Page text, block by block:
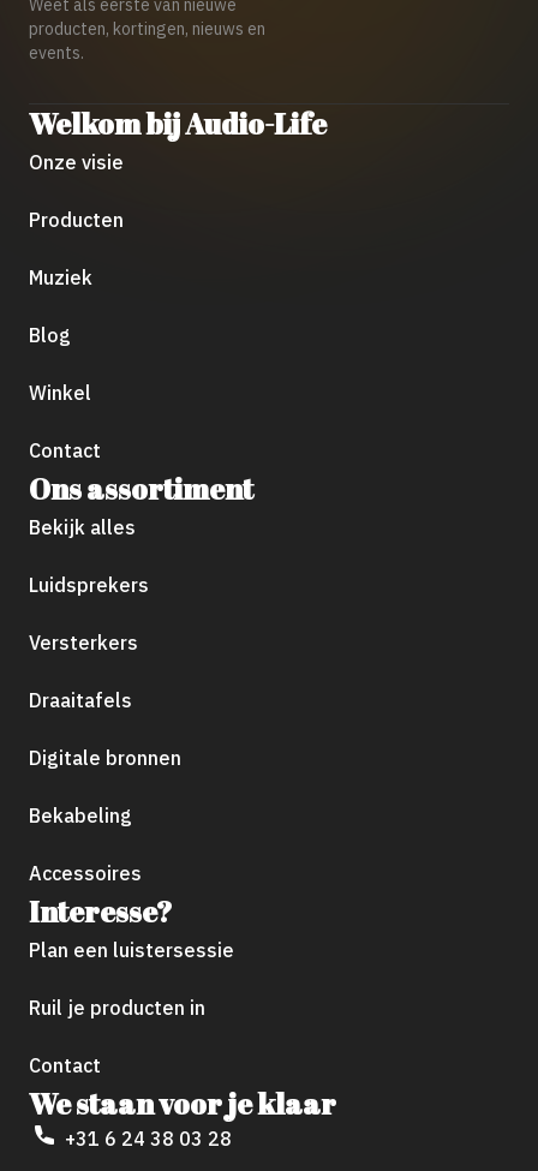
Weet als eerste van nieuwe
producten, kortingen, nieuws en
events.
Welkom bij Audio-Life
Onze visie
Producten
Muziek
Blog
Winkel
Contact
Ons assortiment
Bekijk alles
Luidsprekers
Versterkers
Draaitafels
Digitale bronnen
Bekabeling
Accessoires
Interesse?
Plan een luistersessie
Ruil je producten in
Contact
We staan voor je klaar
+31 6 24 38 03 28